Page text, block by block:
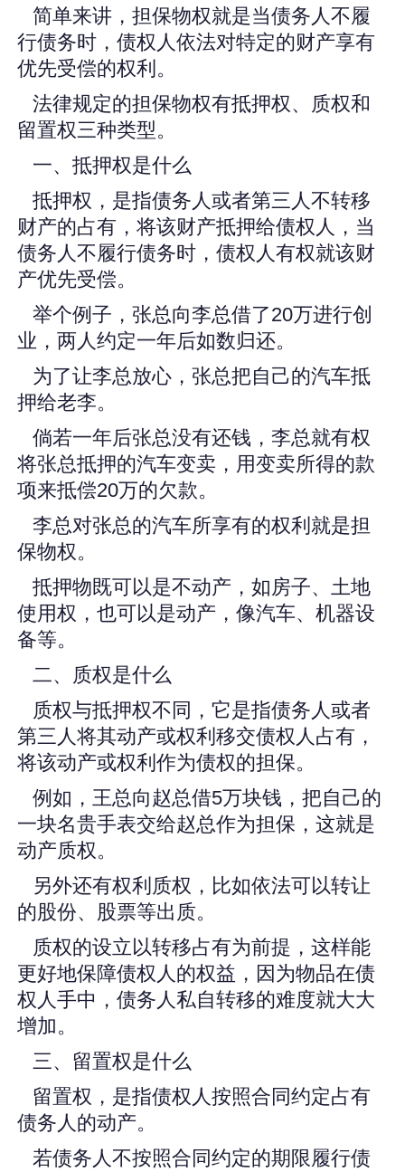
简单来讲，担保物权就是当债务人不履
行债务时，债权人依法对特定的财产享有
优先受偿的权利。
法律规定的担保物权有抵押权、质权和
留置权三种类型。
一、抵押权是什么
抵押权，是指债务人或者第三人不转移
财产的占有，将该财产抵押给债权人，当
债务人不履行债务时，债权人有权就该财
产优先受偿。
举个例子，张总向李总借了20万进行创
业，两人约定一年后如数归还。
为了让李总放心，张总把自己的汽车抵
押给老李。
倘若一年后张总没有还钱，李总就有权
将张总抵押的汽车变卖，用变卖所得的款
项来抵偿20万的欠款。
李总对张总的汽车所享有的权利就是担
保物权。
抵押物既可以是不动产，如房子、土地
使用权，也可以是动产，像汽车、机器设
备等。
二、质权是什么
质权与抵押权不同，它是指债务人或者
第三人将其动产或权利移交债权人占有，
将该动产或权利作为债权的担保。
例如，王总向赵总借5万块钱，把自己的
一块名贵手表交给赵总作为担保，这就是
动产质权。
另外还有权利质权，比如依法可以转让
的股份、股票等出质。
质权的设立以转移占有为前提，这样能
更好地保障债权人的权益，因为物品在债
权人手中，债务人私自转移的难度就大大
增加。
三、留置权是什么
留置权，是指债权人按照合同约定占有
债务人的动产。
若债务人不按照合同约定的期限履行债